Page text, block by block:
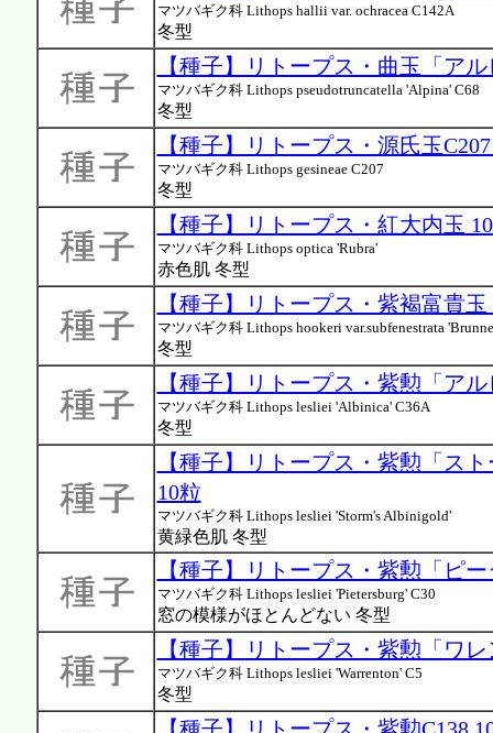
マツバギク科 Lithops hallii var. ochracea C142A
冬型
【種子】リトープス・曲玉「ア
マツバギク科 Lithops pseudotruncatella 'Alpina' C68
冬型
【種子】リトープス・源氏玉
マツバギク科 Lithops gesineae C207
冬型
【種子】リトープス・紅大内玉
マツバギク科 Lithops optica 'Rubra'
赤色肌 冬型
【種子】リトープス・紫褐富貴玉
マツバギク科 Lithops hookeri var.subfenestrata
冬型
【種子】リトープス・紫勲「ア
マツバギク科 Lithops lesliei 'Albinica' C36A
冬型
【種子】リトープス・紫勲「ス
10粒
マツバギク科 Lithops lesliei 'Storm's Albinigold'
黄緑色肌 冬型
【種子】リトープス・紫勲「ピ
マツバギク科 Lithops lesliei 'Pietersburg' C30
窓の模様がほとんどない 冬型
【種子】リトープス・紫勲「ワ
マツバギク科 Lithops lesliei 'Warrenton' C5
冬型